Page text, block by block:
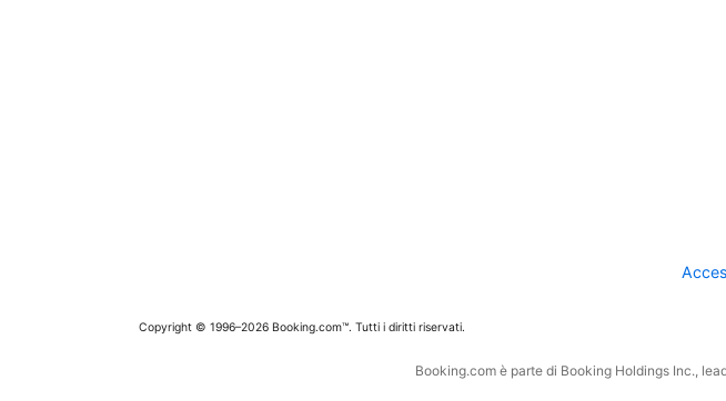
Copyright © 1996–2026 Booking.com™. Tutti i diritti riservati.
Booking.com è parte di Booking Holdings Inc.,